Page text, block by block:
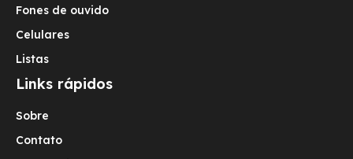
Fones de ouvido
Celulares
Listas
Links rápidos
Sobre
Contato